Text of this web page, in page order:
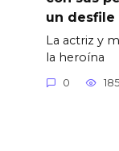
un
La actriz y
la heroína
0 185